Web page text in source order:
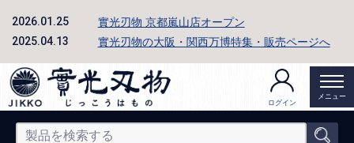
2026.01.25 實光刃物 京都嵐山店オープン
2025.04.13 實光刃物の大阪・関西万博特集・販売ページへ
ログイン
メニュー